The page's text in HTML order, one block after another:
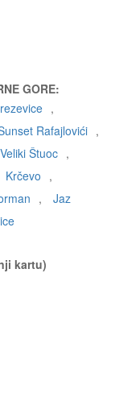
GORE:
,
Rafajlovići ,
Veliki Štuoc ,
Krčevo ,
,
Jaz
kartu)